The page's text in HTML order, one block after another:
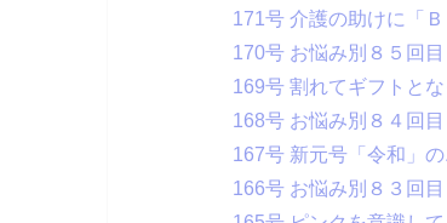
171号 介護の助けに「
170号 お悩み別８５回目
169号 割れてギフトと
168号 お悩み別８４回
167号 新元号「令和」
166号 お悩み別８３回